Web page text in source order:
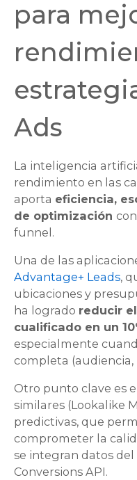
para
Ads
La inteligencia
rendimiento en las
aporta eficiencia,
de optimización
funnel.
Una de las
Advantage+ Leads,
ubicaciones y
ha logrado reducir
cualificado en un
especialmente
completa
Otro punto clave es
similares (Lookalike
predictivas, que
comprometer la
se integran datos del
Conversions API.